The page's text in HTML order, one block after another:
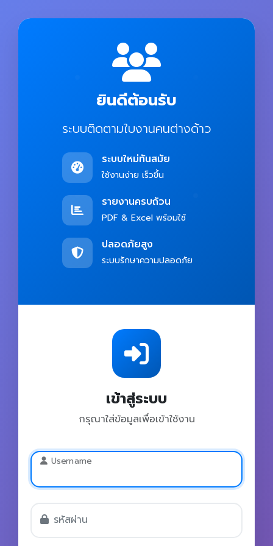
ยินดีต้อนรับ
ระบบติดตามใบงานคนต่างด้าว
ระบบใหม่ทันสมัย
ใช้งานง่าย เร็วขึ้น
รายงานครบถ้วน
PDF & Excel พร้อมใช้
ปลอดภัยสูง
ระบบรักษาความปลอดภัย
เข้าสู่ระบบ
กรุณาใส่ข้อมูลเพื่อเข้าใช้งาน
Username
รหัสผ่าน